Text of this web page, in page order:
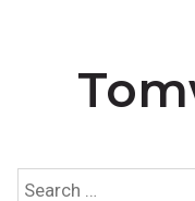
Search